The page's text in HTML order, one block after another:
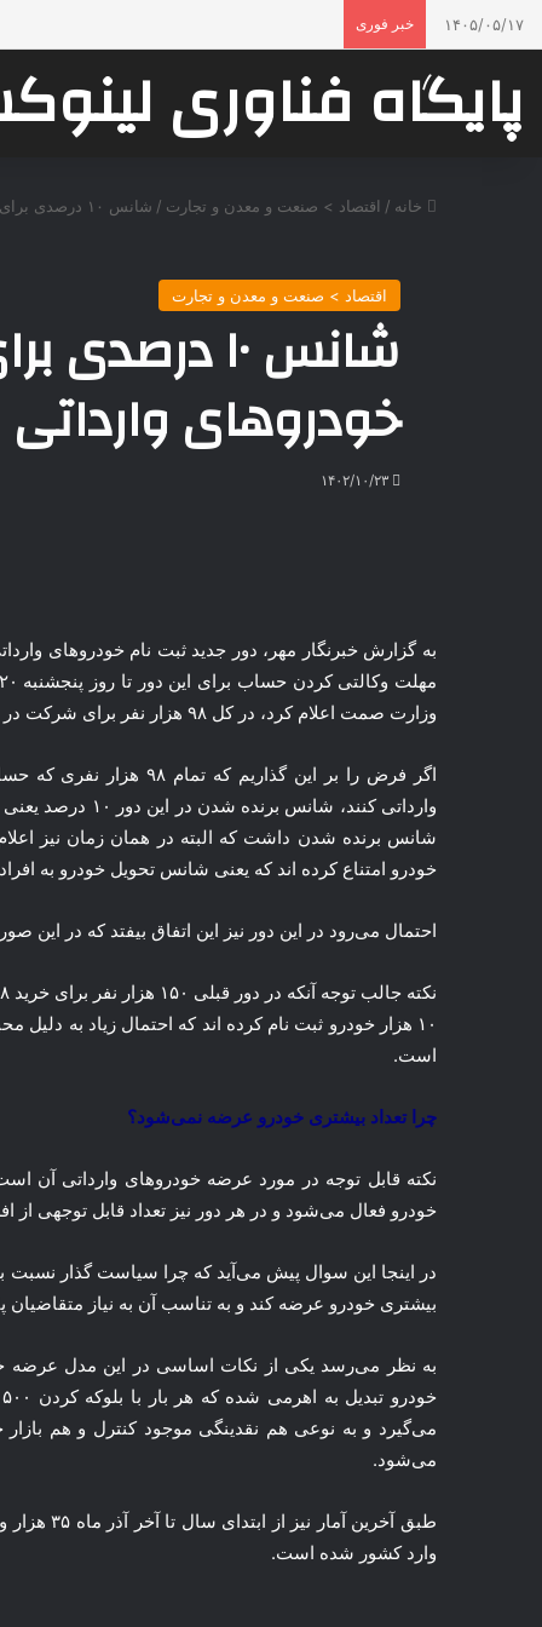
۱۴۰۵/۰۵/۱۷ خبر فوری
پایگاه فناوری
خانه / اقتصاد > صنعت و معدن و تجارت / شانس ۱۰ درصدی برای برنده شدن در لاتاری خودروهای وارداتی
اقتصاد > صنعت و معدن و تجارت
شانس ۱۰
خودروهای وارداتی
۱۴۰۲/۱۰/۲۳
وزارت صمت اعلام کرد، در کل ۹۸ هزار نفر برای شرکت در دور جدید فروش خودروهای وارداتی حساب وکالتی باز کرده بودند.
اگر فرض را بر این
شانس برنده شدن داشت که البته در همان زمان نیز
خودرو امتناع کرده اند که یعنی شانس تحویل خودرو به افراد
احتمال می‌رود در این دور نیز این اتفاق بیفتد که در
۱۰ هزار خودرو ثبت نام کرده
اند که احتمال زیاد به دلیل
است.
چرا تعداد بیشتری خودرو عرضه نمی‌شود؟
خودرو فعال می‌شود و در هر دور نیز تعداد قابل توجهی از
در اینجا این سوال پیش می‌آید که چرا سیاست گذار نسبت
بیشتری خودرو عرضه کند و به تناسب آن به نیاز متقاضیان
به نظر می‌رسد یکی از نکات اساسی در این مدل عرضه
می‌گیرد و به نوعی هم نقدینگی موجود کنترل و هم بازار
می‌شود.
وارد کشور شده است.